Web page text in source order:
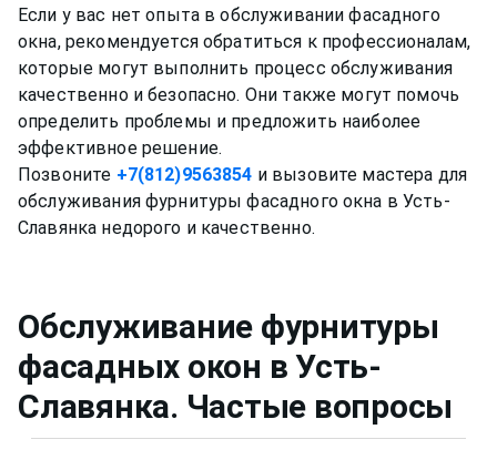
Если у вас нет опыта в обслуживании фасадного
окна, рекомендуется обратиться к профессионалам,
которые могут выполнить процесс обслуживания
качественно и безопасно. Они также могут помочь
определить проблемы и предложить наиболее
эффективное решение.
Позвоните +7(812)9563854 и вызовите мастера для
обслуживания фурнитуры фасадного окна в Усть-
Обслуживание фурнитуры
фасадных окон в Усть-
Славянка. Частые вопросы